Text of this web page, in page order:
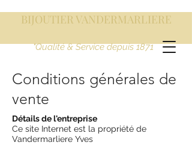
BIJOUTIER VANDERMARLIERE
"Qualité & Service depuis 1871
Conditions générales de
vente
Détails de l'entreprise
Ce site Internet est la propriété de
Vandermarliere Yves